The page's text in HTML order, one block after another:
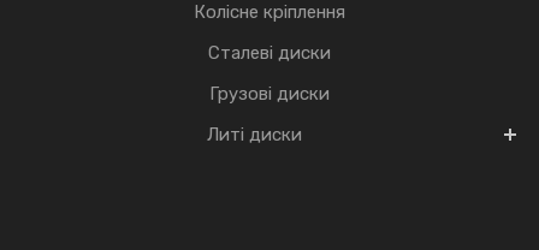
Колісне кріплення
Сталеві диски
Грузові диски
Литі диски